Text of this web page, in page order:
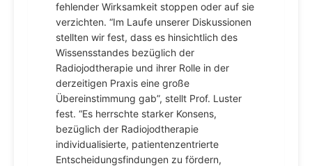
fehlender Wirksamkeit stoppen oder auf sie
verzichten. “Im Laufe unserer Diskussionen
stellten wir fest, dass es hinsichtlich des
Wissensstandes bezüglich der
Radiojodtherapie und ihrer Rolle in der
derzeitigen Praxis eine große
Übereinstimmung gab”, stellt Prof. Luster
fest. “Es herrschte starker Konsens,
bezüglich der Radiojodtherapie
individualisierte, patientenzentrierte
Entscheidungsfindungen zu fördern,